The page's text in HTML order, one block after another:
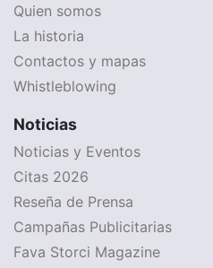
Quien somos
La historia
Contactos y mapas
Whistleblowing
Noticias
Noticias y Eventos
Citas 2026
Reseña de Prensa
Campañas Publicitarias
Fava Storci Magazine